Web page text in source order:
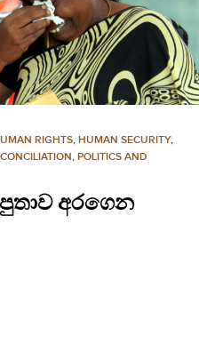
RIGHTS, HUMAN SECURITY,
, POLITICS AND
පුතාව අරගෙන